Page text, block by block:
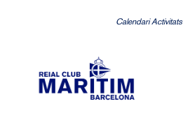
Calendari Activitats